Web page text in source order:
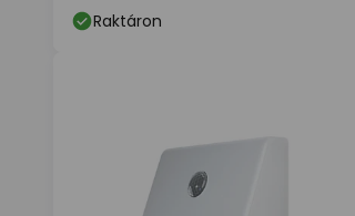
Raktáron